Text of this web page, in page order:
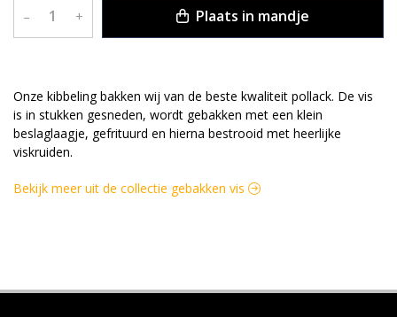
Onze kibbeling bakken wij van de beste kwaliteit pollack. De vis
is in stukken gesneden, wordt gebakken met een klein
beslaglaagje, gefrituurd en hierna bestrooid met heerlijke
viskruiden.
– + Plaats in mandje
Bekijk meer uit de collectie gebakken vis